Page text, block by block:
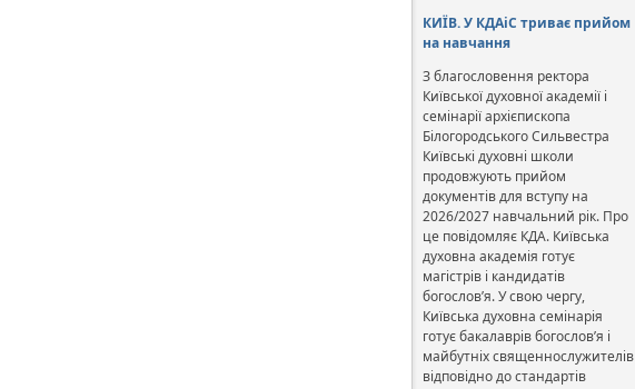
КИЇВ. У КДАіС триває прийом
на навчання
З благословення ректора
Київської духовної академії і
семінарії архієпископа
Білогородського Сильвестра
Київські духовні школи
продовжують прийом
документів для вступу на
2026/2027 навчальний рік. Про
це повідомляє КДА. Київська
духовна академія готує
магістрів і кандидатів
богослов’я. У свою чергу,
Київська духовна семінарія
готує бакалаврів богослов’я і
майбутніх священнослужителів
відповідно до стандартів